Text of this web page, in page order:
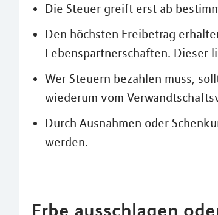
Die Steuer greift erst ab
Den höchsten Freibetrag
Lebenspartnerschaften. Dieser
Wer Steuern bezahlen muss,
wiederum vom
Durch Ausnahmen oder
werden.
Erbe ausschlagen